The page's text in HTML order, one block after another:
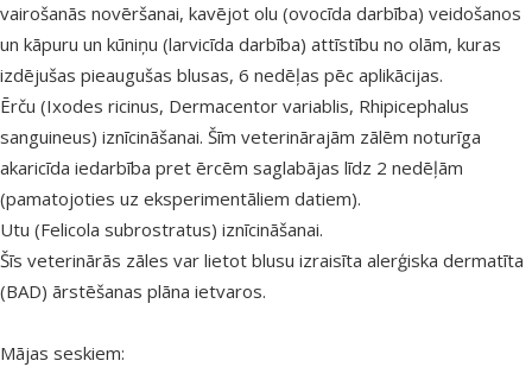
vairošanās novēršanai, kavējot olu (ovocīda darbība) veidošanos
un kāpuru un kūniņu (larvicīda darbība) attīstību no olām, kuras
izdējušas pieaugušas blusas, 6 nedēļas pēc aplikācijas.
Ērču (Ixodes ricinus, Dermacentor variablis, Rhipicephalus
sanguineus) iznīcināšanai. Šīm veterinārajām zālēm noturīga
akaricīda iedarbība pret ērcēm saglabājas līdz 2 nedēļām
(pamatojoties uz eksperimentāliem datiem).
Utu (Felicola subrostratus) iznīcināšanai.
Šīs veterinārās zāles var lietot blusu izraisīta alerģiska dermatīta
(BAD) ārstēšanas plāna ietvaros.
Mājas seskiem: